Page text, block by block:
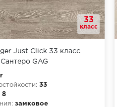
33
класс
Just Click 33 класс
GAG
33
8
замковое